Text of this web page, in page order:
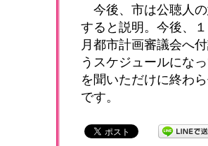
今後、市は公聴人
すると説明。今後、
月都市計画審議会へ
うスケジュールにな
を聞いただけに終わ
です。